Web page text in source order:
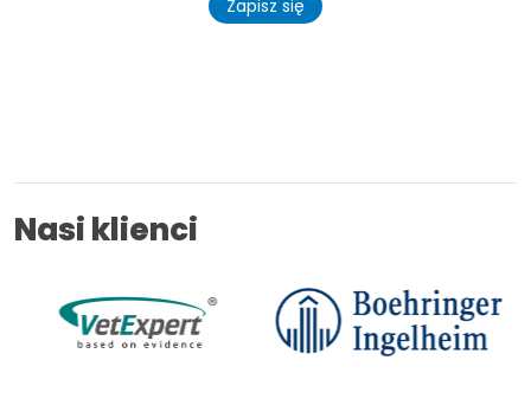
Zapisz się
Nasi klienci